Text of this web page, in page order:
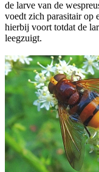
de larve van de
voedt zich parasitair op
hierbij voort totdat de
leegzuigt.